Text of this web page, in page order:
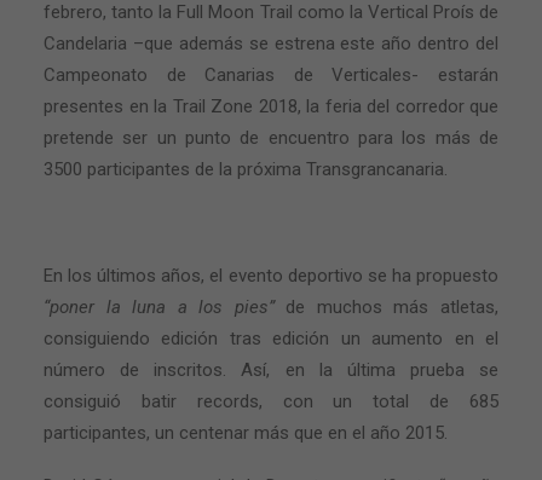
febrero, tanto la Full Moon Trail como la Vertical Proís de
Candelaria –que además se estrena este año dentro del
Campeonato de Canarias de Verticales- estarán
presentes en la Trail Zone 2018, la feria del corredor que
pretende ser un punto de encuentro para los más de
3500 participantes de la próxima Transgrancanaria.
En los últimos años, el evento deportivo se ha propuesto
“poner la luna a los pies” de muchos más atletas,
consiguiendo edición tras edición un aumento en el
número de inscritos. Así, en la última prueba se
consiguió batir records, con un total de 685
participantes, un centenar más que en el año 2015.